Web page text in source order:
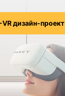
VR дизайн-проект